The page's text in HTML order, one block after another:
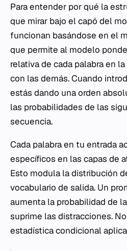
Para entender por qué la
que mirar bajo el capó del
funcionan basándose en el
que permite al modelo
relativa de cada palabra en
con las demás. Cuando
estás dando una orden
las probabilidades de las
secuencia.
Cada palabra en tu entrada
específicos en las capas de
Esto modula la distribución
vocabulario de salida. Un
aumenta la probabilidad de
suprime las distracciones.
estadística condicional